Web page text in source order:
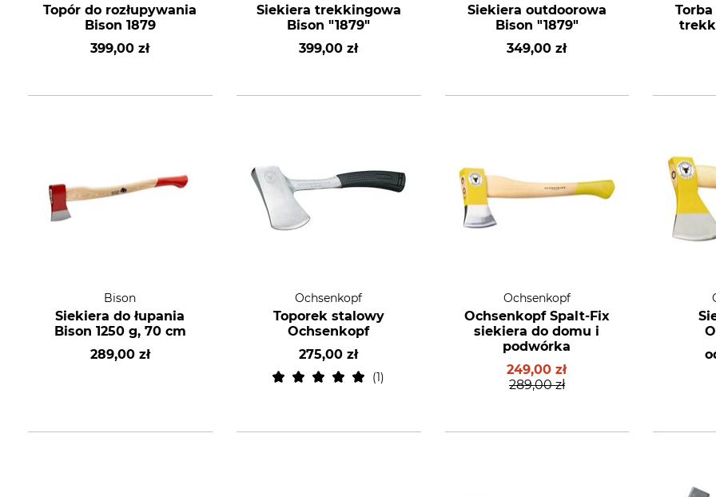
Topór do rozłupywania
Bison 1879
399,00 zł
Siekiera trekkingowa
Bison "1879"
399,00 zł
Siekiera outdoorowa
Bison "1879"
349,00 zł
Bison
Siekiera do łupania
Bison 1250 g, 70 cm
289,00 zł
Ochsenkopf
Toporek stalowy
Ochsenkopf
275,00 zł
1
Ochsenkopf
Ochsenkopf Spalt-Fix
siekiera do domu i
podwórka
249,00 zł
289,00 zł